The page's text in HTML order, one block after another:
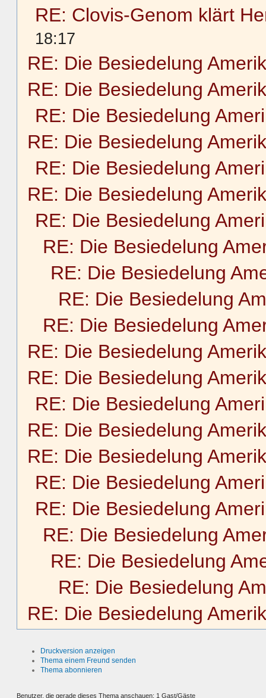
RE: Clovis-Genom klärt
18:17
RE: Die Besiedelung
RE: Die Besiedelung
RE: Die Besiedelung
RE: Die Besiedelung
RE: Die Besiedelung
RE: Die Besiedelung
RE: Die Besiedelung
RE: Die Besiedelung
RE: Die Besiedelung
RE: Die Besiedelung
RE: Die Besiedelung
RE: Die Besiedelung
RE: Die Besiedelung
RE: Die Besiedelung
RE: Die Besiedelung
RE: Die Besiedelung
RE: Die Besiedelung
RE: Die Besiedelung
RE: Die Besiedelung
RE: Die Besiedelung
RE: Die Besiedelung
RE: Die Besiedelung
Druckversion anzeigen
Thema einem Freund senden
Thema abonnieren
Benutzer, die gerade dieses Thema anschauen: 1 Gast/Gäste